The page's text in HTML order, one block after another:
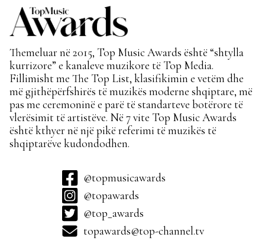
Themeluar në 2015, Top Music Awards është “shtylla
kurrizore” e kanaleve muzikore të Top Media.
Fillimisht me The Top List, klasifikimin e vetëm dhe
më gjithëpërfshirës të muzikës moderne shqiptare, më
pas me ceremoninë e parë të standarteve botërore të
vlerësimit të artistëve. Në 7 vite Top Music Awards
është kthyer në një pikë referimi të muzikës të
shqiptarëve kudondodhen.
@topmusicawards
@topawards
@top_awards
topawards@top-channel.tv